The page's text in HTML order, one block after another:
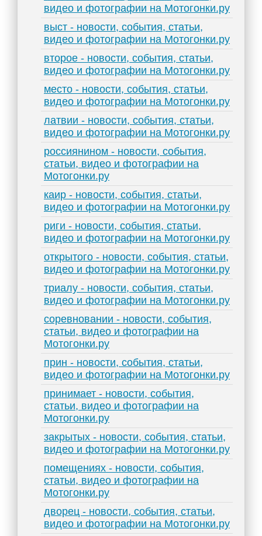
видео и фотографии на Мотогонки.ру
выст - новости, события, статьи,
видео и фотографии на Мотогонки.ру
второе - новости, события, статьи,
видео и фотографии на Мотогонки.ру
место - новости, события, статьи,
видео и фотографии на Мотогонки.ру
латвии - новости, события, статьи,
видео и фотографии на Мотогонки.ру
россиянином - новости, события,
статьи, видео и фотографии на
Мотогонки.ру
каир - новости, события, статьи,
видео и фотографии на Мотогонки.ру
риги - новости, события, статьи,
видео и фотографии на Мотогонки.ру
открытого - новости, события, статьи,
видео и фотографии на Мотогонки.ру
триалу - новости, события, статьи,
видео и фотографии на Мотогонки.ру
соревновании - новости, события,
статьи, видео и фотографии на
Мотогонки.ру
прин - новости, события, статьи,
видео и фотографии на Мотогонки.ру
принимает - новости, события,
статьи, видео и фотографии на
Мотогонки.ру
закрытых - новости, события, статьи,
видео и фотографии на Мотогонки.ру
помещениях - новости, события,
статьи, видео и фотографии на
Мотогонки.ру
дворец - новости, события, статьи,
видео и фотографии на Мотогонки.ру